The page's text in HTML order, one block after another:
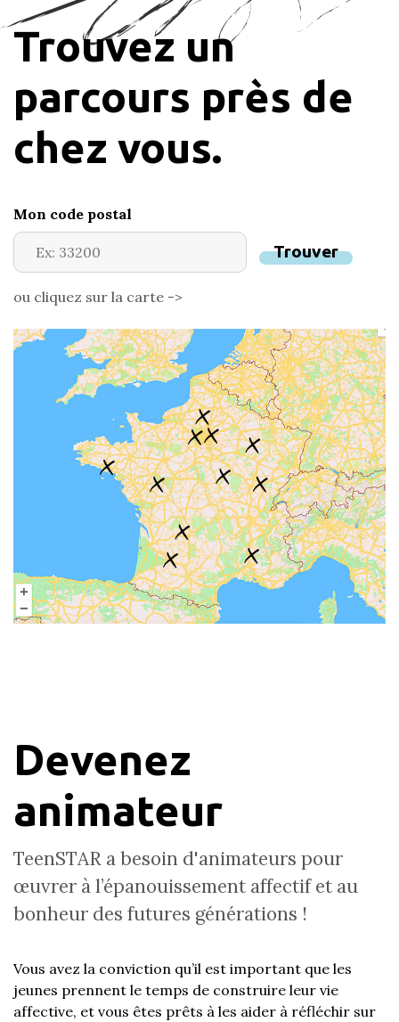
Trouvez un
parcours près de
chez vous.
Mon code postal
Trouver
ou cliquez sur la carte ->
Devenez
animateur
TeenSTAR a besoin d'animateurs pour
œuvrer à l’épanouissement affectif et au
bonheur des futures générations !
Vous avez la conviction qu’il est important que les
jeunes prennent le temps de construire leur vie
affective, et vous êtes prêts à les aider à réfléchir sur